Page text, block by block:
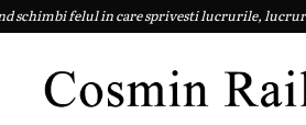
schimbi felul in care sprivesti lucrurile,